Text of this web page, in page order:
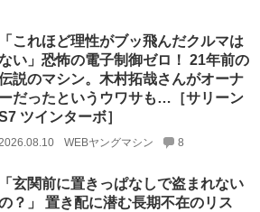
「これほど理性がブッ飛んだクルマは
い」恐怖の電子制御ゼロ！ 21年前の
説のマシン。木村拓哉さんがオーナ
ーだったというウワサも…［サリーン
ツインターボ］
WEBヤングマシン 8
「玄関前に置きっぱなしで盗まれない
？」 置き配に潜む長期不在のリス